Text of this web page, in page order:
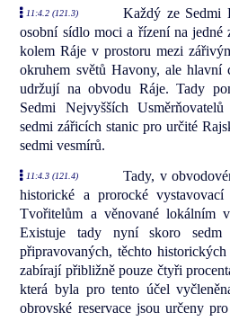
11:4.2 (121.3)
Každý ze Sedmi
osobní sídlo moci a řízení na jedné
kolem Ráje v prostoru mezi
okruhem světů Havony, ale hlavní
udržují na obvodu Ráje. Tady
Sedmi Nejvyšších
sedmi zářicích stanic pro určité
sedmi vesmírů.
11:4.3 (121.4)
Tady, v
historické a prorocké
Tvořitelům a věnované lokálním
Existuje tady nyní skoro sedm
připravovaných, těchto
zabírají přibližně pouze čtyři
která byla pro tento účel
obrovské reservace jsou určeny